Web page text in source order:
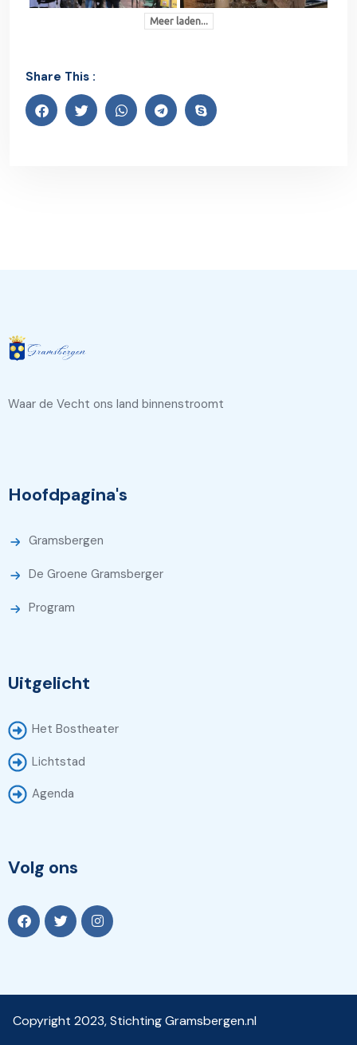
Meer laden...
Share This :
Waar de Vecht ons land binnenstroomt
Hoofdpagina's
Gramsbergen
De Groene Gramsberger
Program
Uitgelicht
Het Bostheater
Lichtstad
Agenda
Volg ons
Copyright 2023, Stichting Gramsbergen.nl